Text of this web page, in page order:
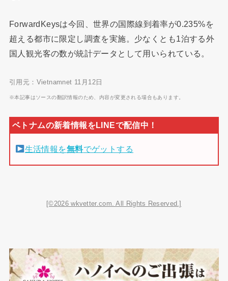
ForwardKeysは今回、世界の国際線到着率が0.235%を
超える都市に限定し調査を実施。少なくとも1泊する外
国人観光客の数が統計データとして用いられている。
引用元：Vietnamnet 11月12日
※本記事はソースの翻訳情報のため、内容が変更される場合もあります。
生活情報を無料でゲットする
[©2026 wkvetter.com. All Rights Reserved.]